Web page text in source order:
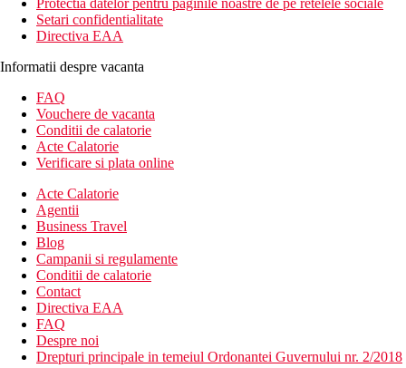
Protectia datelor pentru paginile noastre de pe retelele sociale
Setari confidentialitate
Directiva EAA
Informatii despre vacanta
FAQ
Vouchere de vacanta
Conditii de calatorie
Acte Calatorie
Verificare si plata online
Acte Calatorie
Agentii
Business Travel
Blog
Campanii si regulamente
Conditii de calatorie
Contact
Directiva EAA
FAQ
Despre noi
Drepturi principale in temeiul Ordonantei Guvernului nr. 2/2018